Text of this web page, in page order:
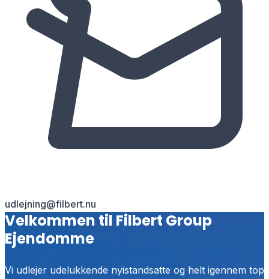
udlejning@filbert.nu
Velkommen til Filbert Group
Ejendomme
Vi udlejer udelukkende nyistandsatte og helt igennem top